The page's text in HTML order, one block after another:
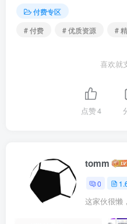
付费专区
# 付费
# 优质资源 #
喜欢就
点赞4
tomm
0
这家伙很懒